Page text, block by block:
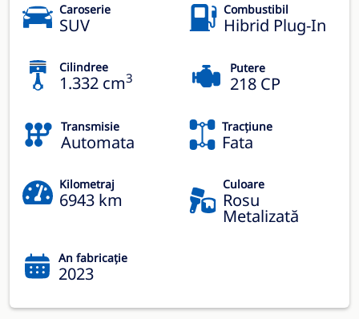
Caroserie
SUV
Combustibil
Hibrid Plug-In
Cilindree
1.332 cm3
Putere
218 CP
Transmisie
Automata
Tracțiune
Fata
Kilometraj
6943 km
Culoare
Rosu
Metalizată
An fabricație
2023